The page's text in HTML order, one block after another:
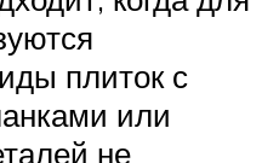
плиток с
или
не